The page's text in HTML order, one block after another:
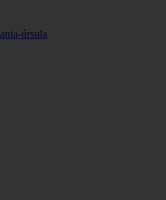
úrsula